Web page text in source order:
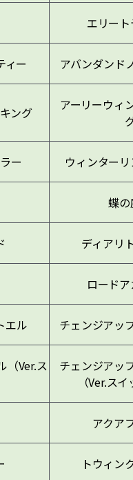
エリー
ィー アバンダンド
ング
アーリーウィ
ー ウィンター
蝶
ディアリ
ロード
エル チェンジアッ
（Ver.ス
チェンジアッ
（Ver.ス
アクア
トウィン